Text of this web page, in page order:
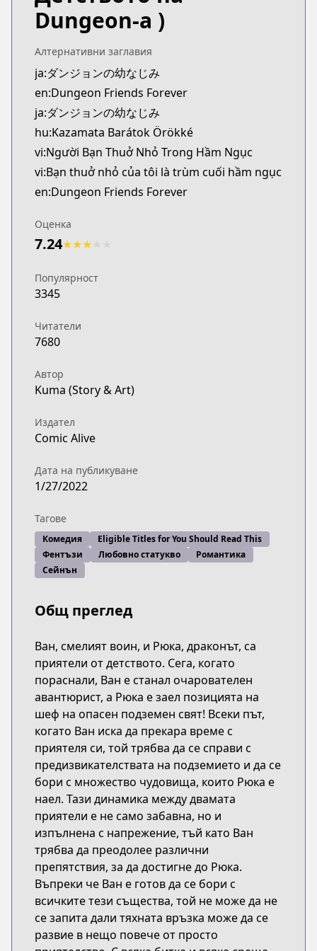
Official Raw
https://comic-walker.com/detail/
Kitsu
https://kitsu.app/manga/63761
CDJapan
CDJapan
https://www.anime-planet.com/manga/https://
MangaUpdates
MangaUpdates
https://www.mangaupdates.com/
Book☆Walker
https://bookwalker.jp/series/361295/list
Official English
https://sevenseasentertainment.com/series/
Dungeon-а )
Алтернативни заглавия
ja:ダンジョンの幼なじみ
en:Dungeon Friends Forever
ja:ダンジョンの幼なじみ
hu:Kazamata Barátok Örökké
vi:Người Bạn Thuở Nhỏ Trong Hầm Ngục
vi:Bạn thuở nhỏ của tôi là trùm cuối hầm ngục
en:Dungeon Friends Forever
Оценка
7.24★★★
Популярност
3345
Читатели
7680
Автор
Kuma (Story & Art)
Издател
Comic Alive
Дата на публикуване
1/27/2022
Тагове
Комедия
Eligible Titles for You Should Read This
Фентъзи
Любовно статукво
Романтика
Сейнън
Общ преглед
Ван, смелият воин, и Рюка, драконът, са
приятели от детството. Сега, когато
пораснали, Ван е станал очарователен
авантюрист, а Рюка е заел позицията на
шеф на опасен подземен свят! Всеки път,
когато Ван иска да прекара време с
приятеля си, той трябва да се справи с
предизвикателствата на подземието и да се
бори с множество чудовища, които Рюка е
наел. Тази динамика между двамата
приятели е не само забавна, но и
изпълнена с напрежение, тъй като Ван
трябва да преодолее различни
препятствия, за да достигне до Рюка.
Въпреки че Ван е готов да се бори с
всичките тези същества, той не може да не
се запита дали тяхната връзка може да се
развие в нещо повече от просто